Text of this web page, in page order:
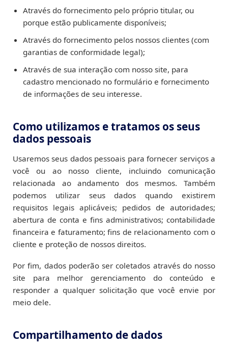
Através do fornecimento pelo próprio titular, ou
porque estão publicamente disponíveis;
Através do fornecimento pelos nossos clientes (com
garantias de conformidade legal);
Através de sua interação com nosso site, para
cadastro mencionado no formulário e fornecimento
de informações de seu interesse.
Como utilizamos e tratamos os seus
dados pessoais
Usaremos seus dados pessoais para fornecer serviços a
você ou ao nosso cliente, incluindo comunicação
relacionada ao andamento dos mesmos. Também
podemos utilizar seus dados quando existirem
requisitos legais aplicáveis; pedidos de autoridades;
abertura de conta e fins administrativos; contabilidade
financeira e faturamento; fins de relacionamento com o
cliente e proteção de nossos direitos.
Por fim, dados poderão ser coletados através do nosso
site para melhor gerenciamento do conteúdo e
responder a qualquer solicitação que você envie por
meio dele.
Compartilhamento de dados